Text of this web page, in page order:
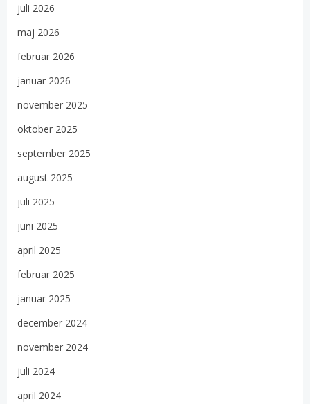
juli 2026
maj 2026
februar 2026
januar 2026
november 2025
oktober 2025
september 2025
august 2025
juli 2025
juni 2025
april 2025
februar 2025
januar 2025
december 2024
november 2024
juli 2024
april 2024